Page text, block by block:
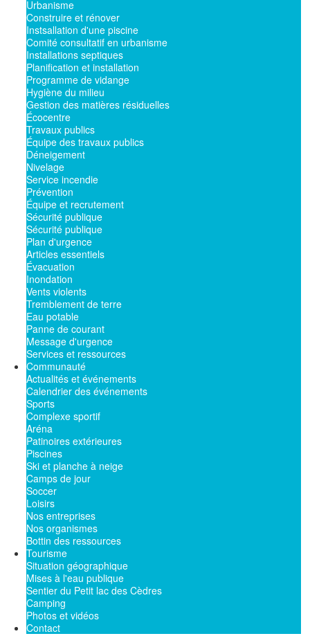
Urbanisme
Construire et rénover
Instsallation d'une piscine
Comité consultatif en urbanisme
Installations septiques
Planification et installation
Programme de vidange
Hygiène du milieu
Gestion des matières résiduelles
Écocentre
Travaux publics
Équipe des travaux publics
Déneigement
Nivelage
Service incendie
Prévention
Équipe et recrutement
Sécurité publique
Sécurité publique
Plan d'urgence
Articles essentiels
Évacuation
Inondation
Vents violents
Tremblement de terre
Eau potable
Panne de courant
Message d'urgence
Services et ressources
Communauté
Actualités et événements
Calendrier des événements
Sports
Complexe sportif
Aréna
Patinoires extérieures
Piscines
Ski et planche à neige
Camps de jour
Soccer
Loisirs
Nos entreprises
Nos organismes
Bottin des ressources
Tourisme
Situation géographique
Mises à l'eau publique
Sentier du Petit lac des Cèdres
Camping
Photos et vidéos
Contact